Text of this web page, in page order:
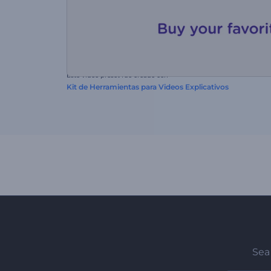
Este video preset fue creado con
Kit de Herramientas para Videos Explicativos